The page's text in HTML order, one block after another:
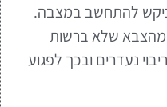
להתחשב במצבה.
מהצבא שלא ברשות
נעדרים ובכך לפגוע